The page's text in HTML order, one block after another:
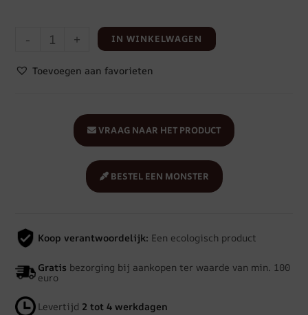
- + IN WINKELWAGEN
Toevoegen aan favorieten
BESTEL EEN MONSTER
VRAAG NAAR HET PRODUCT
Koop verantwoordelijk: Een ecologisch product
Gratis bezorging bij aankopen ter waarde van min. 100
euro
Levertijd 2 tot 4 werkdagen